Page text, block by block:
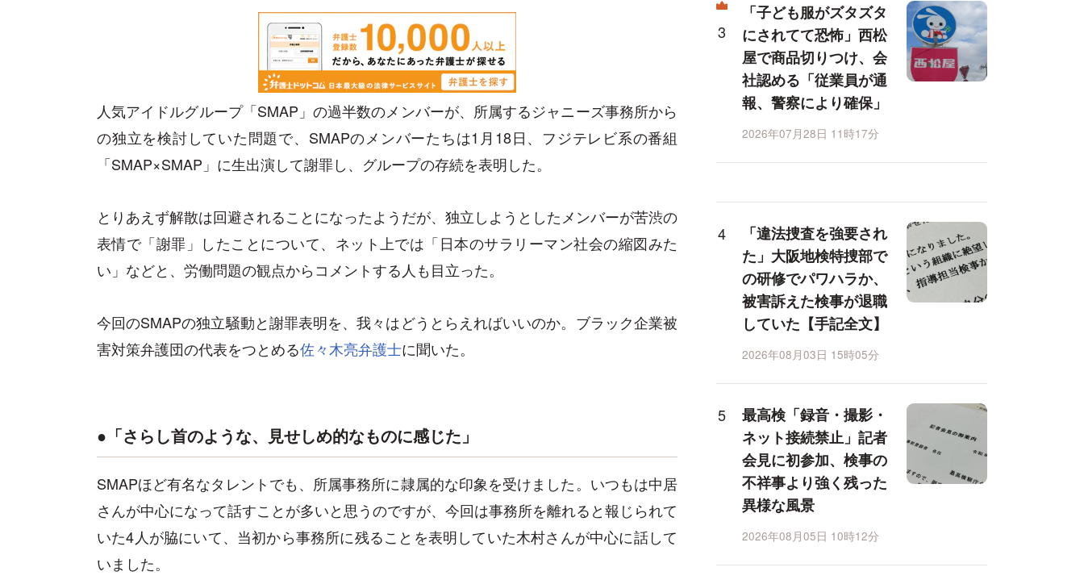
人気アイドルグループ「SMAP」の過半数のメンバーが、所属するジャニーズ事務所から
の独立を検討していた問題で、SMAPのメンバーたちは1月18日、フジテレビ系の番組
「SMAP×SMAP」に生出演して謝罪し、グループの存続を表明した。
とりあえず解散は回避されることになったようだが、独立しようとしたメンバーが苦渋の
表情で「謝罪」したことについて、ネット上では「日本のサラリーマン社会の縮図みた
い」などと、労働問題の観点からコメントする人も目立った。
今回のSMAPの独立騒動と謝罪表明を、我々はどうとらえればいいのか。ブラック企業被
害対策弁護団の代表をつとめる佐々木亮弁護士に聞いた。
●「さらし首のような、見せしめ的なものに感じた」
SMAPほど有名なタレントでも、所属事務所に隷属的な印象を受けました。いつもは中居
さんが中心になって話すことが多いと思うのですが、今回は事務所を離れると報じられて
いた4人が脇にいて、当初から事務所に残ることを表明していた木村さんが中心に話して
いました。
「子ども服がズタズタ
にされてて恐怖」西松
屋で商品切りつけ、会
社認める「従業員が通
報、警察により確保」
2026年07月28日 11時17分
「違法捜査を強要され
た」大阪地検特捜部で
の研修でパワハラか、
被害訴えた検事が退職
していた【手記全文】
2026年08月03日 15時05分
最高検「録音・撮影・
ネット接続禁止」記者
会見に初参加、検事の
不祥事より強く残った
異様な風景
2026年08月05日 10時12分